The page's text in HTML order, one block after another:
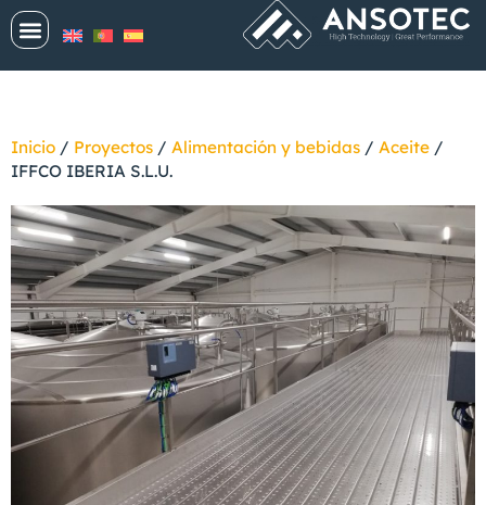
Inicio / Proyectos / Alimentación y bebidas / Aceite /
IFFCO IBERIA S.L.U.